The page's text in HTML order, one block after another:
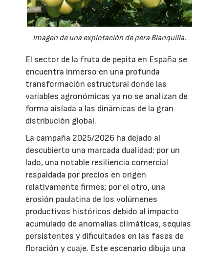
Imagen de una explotación de pera Blanquilla.
El sector de la fruta de pepita en España se
encuentra inmerso en una profunda
transformación estructural donde las
variables agronómicas ya no se analizan de
forma aislada a las dinámicas de la gran
distribución global.
La campaña 2025/2026 ha dejado al
descubierto una marcada dualidad: por un
lado, una notable resiliencia comercial
respaldada por precios en origen
relativamente firmes; por el otro, una
erosión paulatina de los volúmenes
productivos históricos debido al impacto
acumulado de anomalías climáticas, sequías
persistentes y dificultades en las fases de
floración y cuaje. Este escenario dibuja una